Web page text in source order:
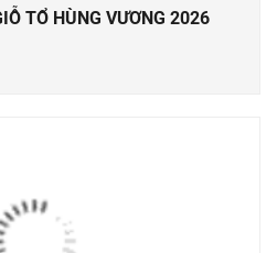
TỔ HÙNG VƯƠNG 2026